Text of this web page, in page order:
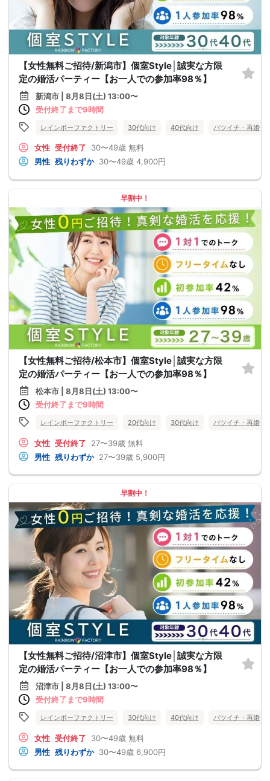
【女性無料ご招待/新潟市】個室Style│誠実な方限
定の婚活パーティー【お一人での参加率98％】
新潟市 | 8月8日(土) 13:00〜
受付終了まで9時間
レインボーファクトリー 30代向け 40代向け バツイチ・再婚
女性 受付終了 30〜49歳 無料
男性 残りわずか 30〜49歳 4,900円
早割中！
【女性無料ご招待/松本市】個室Style│誠実な方限
定の婚活パーティー【お一人での参加率98％】
松本市 | 8月8日(土) 13:00〜
受付終了まで9時間
レインボーファクトリー 20代向け 30代向け バツイチ・再婚
女性 受付終了 27〜39歳 無料
男性 残りわずか 27〜39歳 5,900円
早割中！
【女性無料ご招待/沼津市】個室Style│誠実な方限
定の婚活パーティー【お一人での参加率98％】
沼津市 | 8月8日(土) 13:00〜
受付終了まで9時間
レインボーファクトリー 30代向け 40代向け バツイチ・再婚
女性 受付終了 30〜49歳 無料
男性 残りわずか 30〜49歳 6,900円